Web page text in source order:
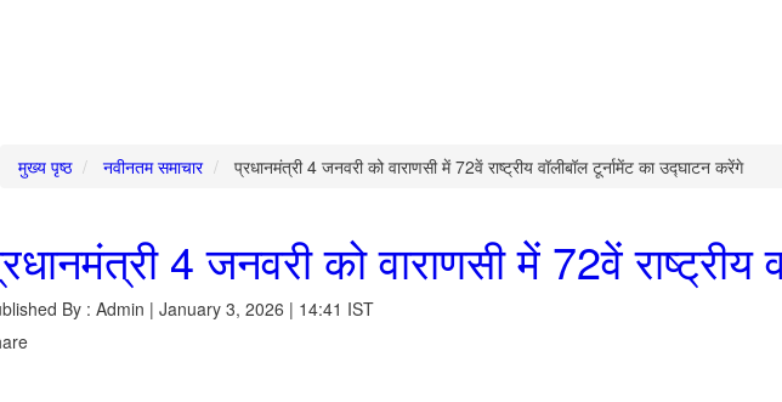
मुख्य पृष्ठ नवीनतम समाचार प्रधानमंत्री 4 जनवरी को वाराणसी में 72वें राष्ट्रीय वॉलीबॉल टूर्नामेंट का उद्घाटन करेंगे
4 जनवरी को वाराणसी में 72वें
By : Admin | January 3, 2026 | 14:41 IST